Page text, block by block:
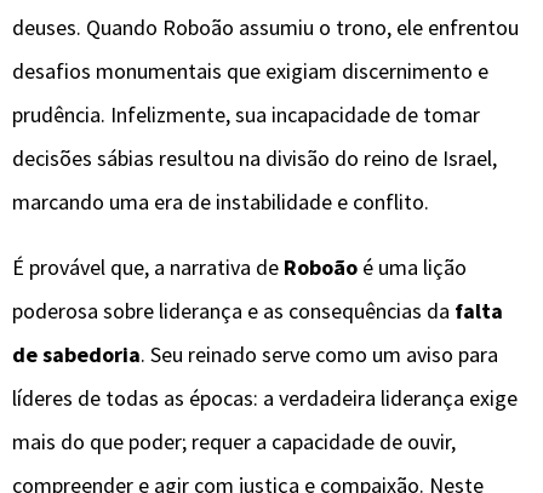
deuses. Quando Roboão assumiu o trono, ele enfrentou
desafios monumentais que exigiam discernimento e
prudência. Infelizmente, sua incapacidade de tomar
decisões sábias resultou na divisão do reino de Israel,
marcando uma era de instabilidade e conflito.
É provável que, a narrativa de Roboão é uma lição
poderosa sobre liderança e as consequências da falta
de sabedoria. Seu reinado serve como um aviso para
líderes de todas as épocas: a verdadeira liderança exige
mais do que poder; requer a capacidade de ouvir,
compreender e agir com justiça e compaixão. Neste